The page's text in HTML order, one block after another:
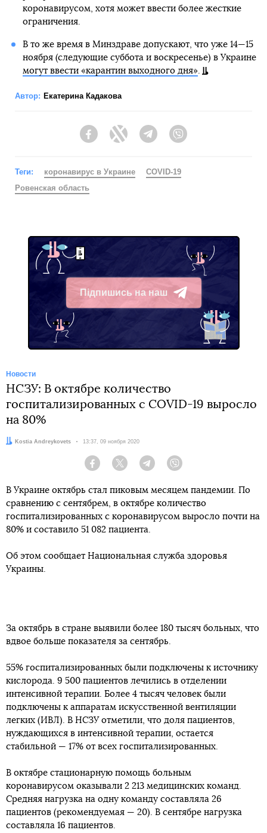
коронавирусом, хотя может ввести более жесткие
ограничения.
В то же время в Минздраве допускают, что уже 14—15
ноября (следующие суббота и воскресенье) в Украине
могут ввести «карантин выходного дня».
Автор: Екатерина Кадакова
FacebookTwitter Telegram
Теги: коронавирус в Украине
COVID-19
Ровенская область
Підпишись на наш
Telegram
Новости
НСЗУ: В октябре количество
госпитализированных с COVID-19 выросло
на 80%
Автор:Kostia Andreykovets Дата:
13:37, 09 ноября 2020
Facebook Twitter Telegram
В Украине октябрь стал пиковым месяцем пандемии. По
сравнению с сентябрем, в октябре количество
госпитализированных с коронавирусом выросло почти на
80% и составило 51 082 пациента.
Об этом сообщает Национальная служба здоровья
Украины.
За октябрь в стране выявили более 180 тысяч больных, что
вдвое больше показателя за сентябрь.
55% госпитализированных были подключены к источнику
кислорода. 9 500 пациентов лечились в отделении
интенсивной терапии. Более 4 тысяч человек были
подключены к аппаратам искусственной вентиляции
легких (ИВЛ). В НСЗУ отметили, что доля пациентов,
нуждающихся в интенсивной терапии, остается
стабильной — 17% от всех госпитализированных.
В октябре стационарную помощь больным
коронавирусом оказывали 2 213 медицинских команд.
Средняя нагрузка на одну команду составляла 26
пациентов (рекомендуемая — 20). В сентябре нагрузка
составляла 16 пациентов.